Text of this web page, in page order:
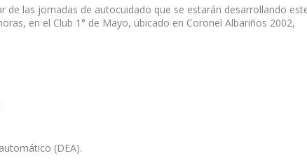
de las jornadas de autocuidado que se estarán desarrollando
en el Club 1° de Mayo, ubicado en Coronel Albariños 2002,
(DEA).